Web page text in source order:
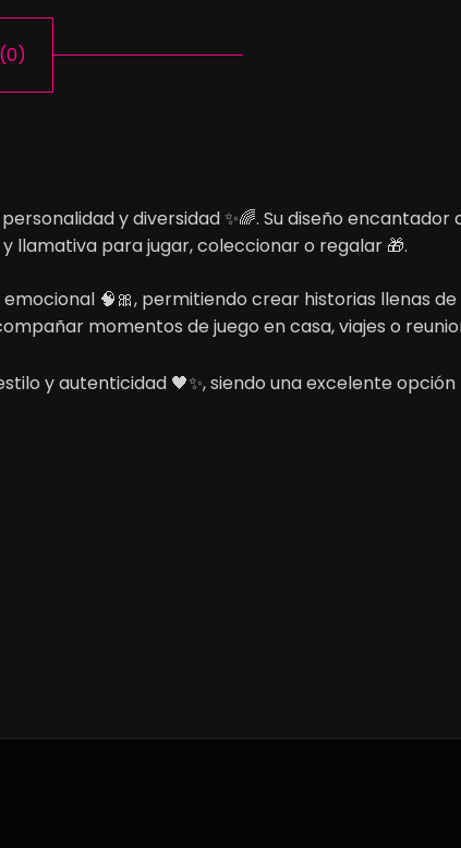
y diversidad ✨🌈. Su diseño encantador
llamativa para jugar, coleccionar o regalar 🎁.
🧠🎀, permitiendo crear historias llenas de
momentos de juego en casa, viajes o
y autenticidad 🖤✨, siendo una excelente opción